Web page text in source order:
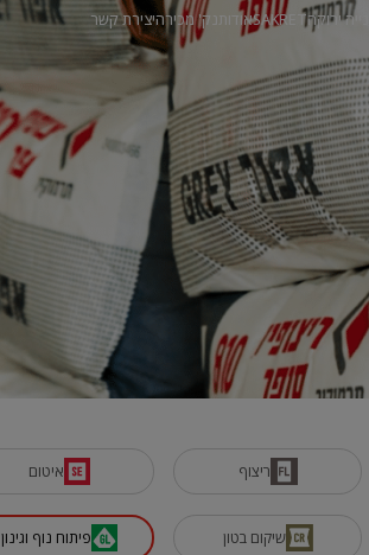
בנייה ירוקהSAKRETאודותנק' מכירהיצירת קשר
ריצוף איטום
שיקום בטון פיתוח נוף וגינון